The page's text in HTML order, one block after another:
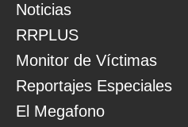
Noticias
RRPLUS
Monitor de Víctimas
Reportajes Especiales
El Megafono